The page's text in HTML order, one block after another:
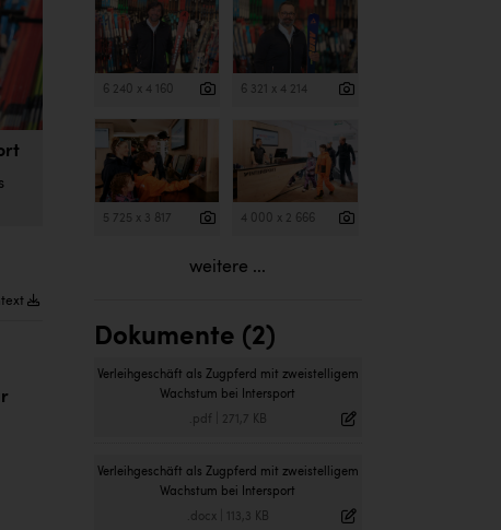
6 240 x 4 160 6 321 x 4 214
5 725 x 3 817 4 000 x 2 666
weitere ...
Dokumente (2)
Verleihgeschäft als Zugpferd mit zweistelligem
Wachstum bei Intersport
.pdf 271,7 KB
Verleihgeschäft als Zugpferd mit zweistelligem
Wachstum bei Intersport
.docx| 113,3 KB